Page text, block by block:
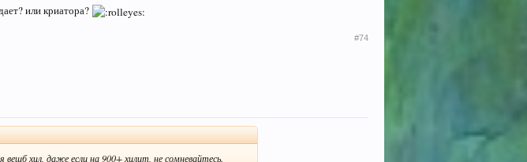
или криатора?
#74
хил, даже если на 900+ хилит, не сомневайтесь.